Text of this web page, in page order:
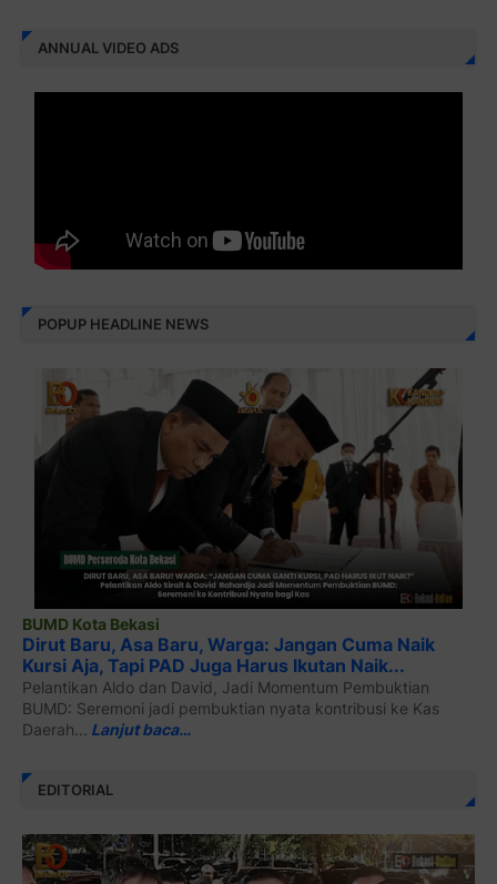
ANNUAL VIDEO ADS
POPUP HEADLINE NEWS
BUMD Kota Bekasi
Dirut Baru, Asa Baru, Warga: Jangan Cuma Naik
Kursi Aja, Tapi PAD Juga Harus Ikutan Naik...
Pelantikan Aldo dan David, Jadi Momentum Pembuktian
BUMD: Seremoni jadi pembuktian nyata kontribusi ke Kas
Daerah...
Lanjut baca…
EDITORIAL